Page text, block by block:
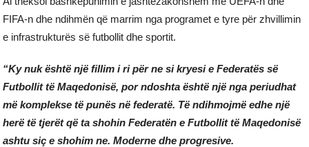
FIFA-n dhe ndihmën që marrim nga programet e tyre për zhvillimin
e infrastrukturës së futbollit dhe sportit.
“Ky nuk është një fillim i ri për ne si kryesi e Federatës së
Futbollit të Maqedonisë, por ndoshta është një nga periudhat
më komplekse të punës në federatë. Të ndihmojmë edhe një
herë të tjerët që ta shohin Federatën e Futbollit të Maqedonisë
ashtu siç e shohim ne. Moderne dhe progresive.